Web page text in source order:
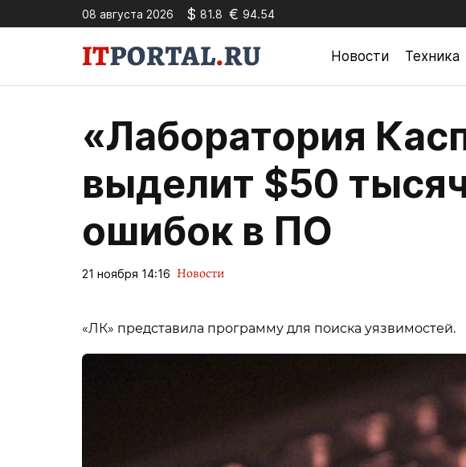
08 августа 2026 $ 81.8 € 94.54
Новости Техника
«Лаборатория
выделит $50
ошибок в ПО
21 ноября 14:16 Новости
«ЛК» представила программу для поиска уязвимостей.